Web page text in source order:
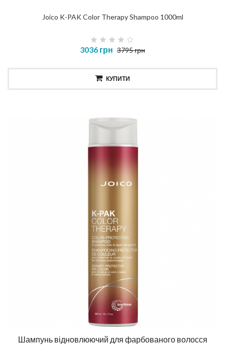
Joico K-PAK Color Therapy Shampoo 1000ml
3036 грн 3795 грн
КУПИТИ
Шампунь відновлюючий для фарбованого волосся